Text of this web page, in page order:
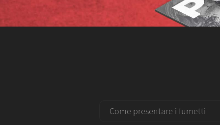
Come presentare i fumetti